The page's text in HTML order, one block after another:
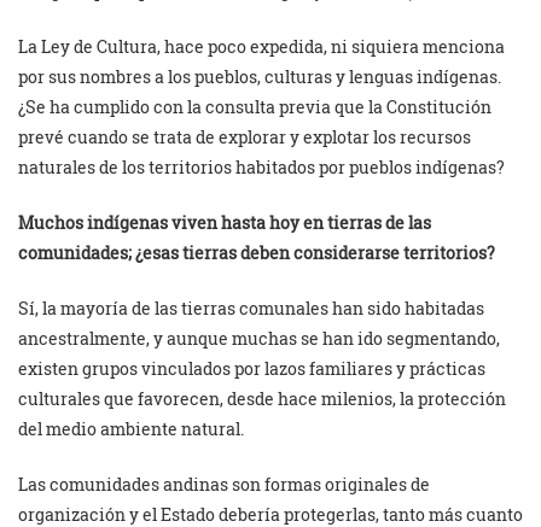
La Ley de Cultura, hace poco expedida, ni siquiera menciona
por sus nombres a los pueblos, culturas y lenguas indígenas.
¿Se ha cumplido con la consulta previa que la Constitución
prevé cuando se trata de explorar y explotar los recursos
naturales de los territorios habitados por pueblos indígenas?
Muchos indígenas viven hasta hoy en tierras de las
comunidades; ¿esas tierras deben considerarse territorios?
Sí, la mayoría de las tierras comunales han sido habitadas
ancestralmente, y aunque muchas se han ido segmentando,
existen grupos vinculados por lazos familiares y prácticas
culturales que favorecen, desde hace milenios, la protección
del medio ambiente natural.
Las comunidades andinas son formas originales de
organización y el Estado debería protegerlas, tanto más cuanto